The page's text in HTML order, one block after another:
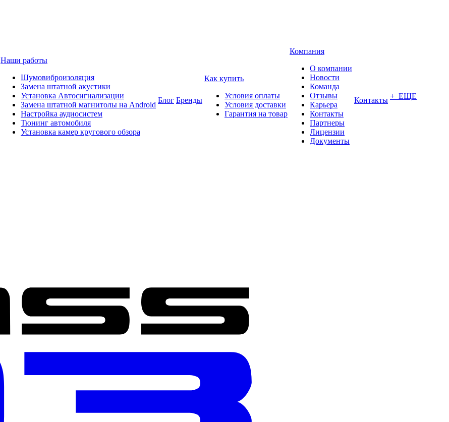
Наши работы
Шумовиброизоляция
Замена штатной акустики
Установка Автосигнализации
Замена штатной магнитолы на Android
Настройка аудиосистем
Тюнинг автомобиля
Установка камер кругового обзора
Блог Бренды
Как купить
Условия оплаты
Условия доставки
Гарантия на товар
Компания
О компании
Новости
Команда
Отзывы
Карьера
Контакты
Партнеры
Лицензии
Документы
Контакты + ЕЩЕ